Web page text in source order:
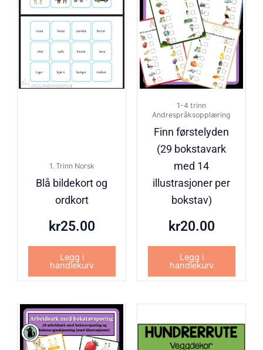
1. Trinn Norsk
Blå bildekort og
ordkort
kr25.00
Legg i
handlekurv
1-4 trinn
Andrespråksopplæring
Finn førstelyden
(29 bokstavark
med 14
illustrasjoner per
bokstav)
kr20.00
Legg i
handlekurv